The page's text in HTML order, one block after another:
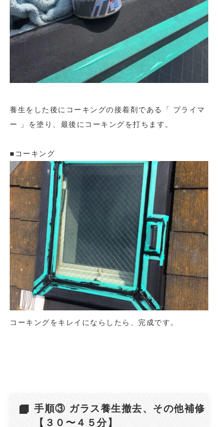
養生をした後にコーキングの接着剤である「 プライマ
ー 」を塗り、最後にコーキングを打ちます。
■コーキング
コーキングをキレイにならしたら、完成です。
手順③ ガラス養生撤去、その他補修
【３０〜４５分】